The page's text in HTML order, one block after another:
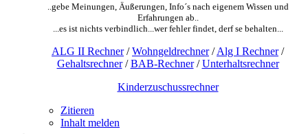
..gebe Meinungen, Äußerungen, Info´s nach eigenem Wissen und
Erfahrungen ab..
...es ist nichts verbindlich...wer fehler findet, derf se behalten...
ALG II Rechner/Wohngeldrechner/Alg I Rechner/
Gehaltsrechner/BAB-Rechner/Unterhaltsrechner
Kinderzuschussrechner
Zitieren
Inhalt melden